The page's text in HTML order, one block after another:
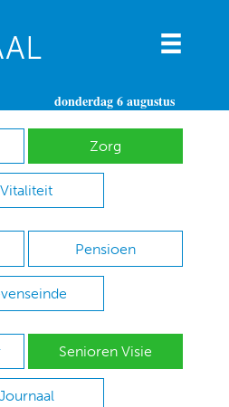
donderdag 6 augustus
Zorg
Vitaliteit
Pensioen
Senioren Visie